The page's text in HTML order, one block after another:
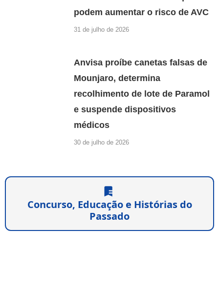
podem aumentar o risco de AVC
31 de julho de 2026
Anvisa proíbe canetas falsas de
Mounjaro, determina
recolhimento de lote de Paramol
e suspende dispositivos
médicos
30 de julho de 2026
Concurso, Educação e Histórias do
Passado